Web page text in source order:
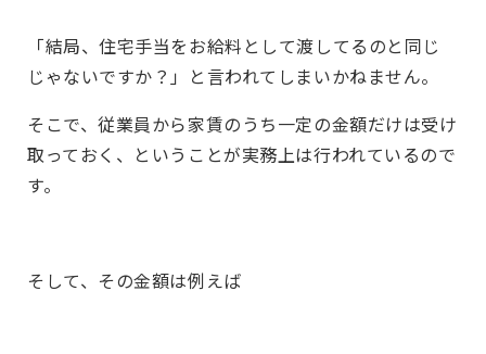
「結局、住宅手当をお給料として渡してるのと同じ
じゃないですか？」と言われてしまいかねません。
そこで、従業員から家賃のうち一定の金額だけは受け
取っておく、ということが実務上は行われているので
す。
そして、その金額は例えば